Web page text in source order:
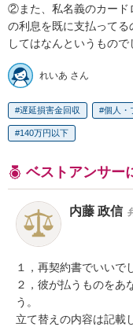
②また、私名義のカード
の利息を既に支払ってる
してはなんというもので
れいあ さん
遅延損害金回収 個人・
140万円以下
ベストアンサー
内藤 政信
１，再契約書でいいで
２，彼が払うものをあ
う。
立て替えの内容は記載